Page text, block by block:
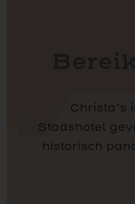
Christa’s
Stadshotel
historisch